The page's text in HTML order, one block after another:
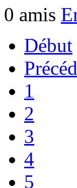
0 amis
Début
1
2
3
4
5